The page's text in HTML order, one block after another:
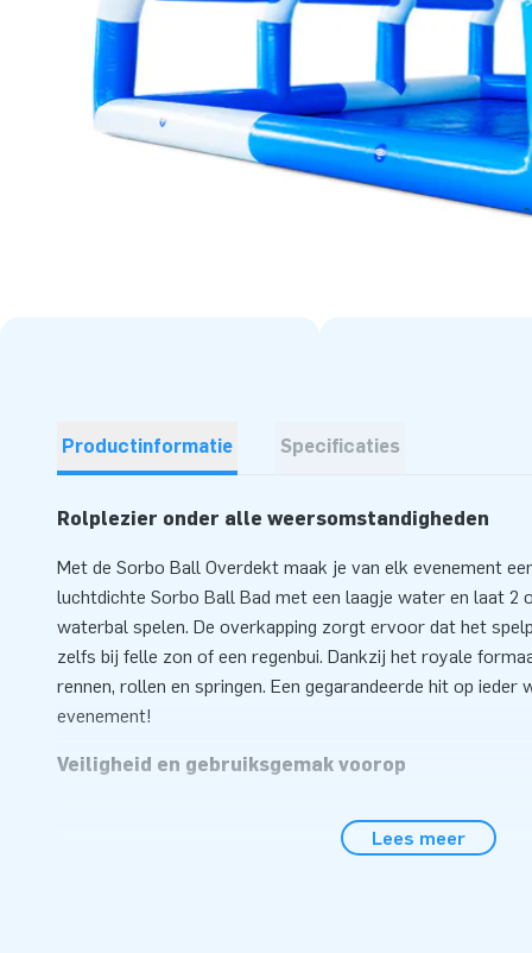
Productinformatie Specificaties
Rolplezier onder alle weersomstandigheden
Met de Sorbo Ball Overdekt maak je van elk evenement
luchtdichte Sorbo Ball Bad met een laagje water en laat 2
waterbal spelen. De overkapping zorgt ervoor dat het
zelfs bij felle zon of een regenbui. Dankzij het royale
rennen, rollen en springen. Een gegarandeerde hit op
evenement!
Veiligheid en gebruiksgemak voorop
iedereen te gebruiken zijn. Bij elk product ontvang een
Lees meer